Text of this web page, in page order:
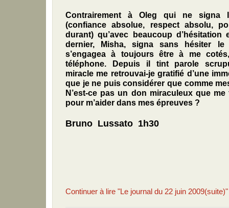
Contrairement à Oleg qui ne signa
(confiance absolue, respect absolu,
durant) qu’avec beaucoup
dernier, Misha, signa sans hésiter
s’engagea à toujours être à me
téléphone. Depuis il tint parole
miracle me retrouvai-je gratifié d’une
que je ne puis considérer que comme
N’est-ce pas un don miraculeux que
pour m’aider dans mes épreuves ?
Bruno Lussato 1h30
Continuer à lire "Le journal du 22 juin 2009(suite)"